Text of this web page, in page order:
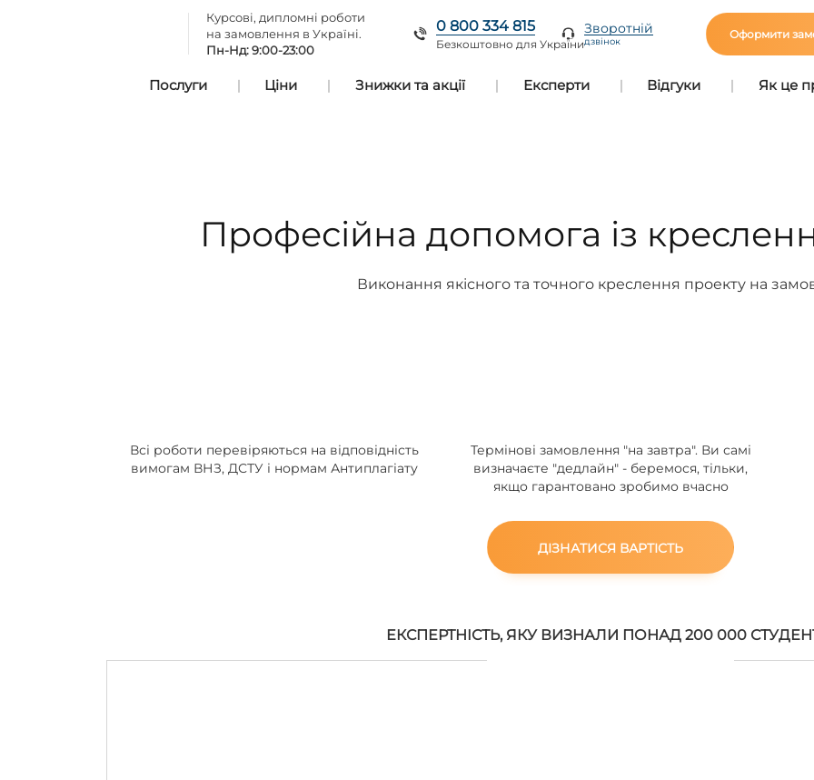
Курсові, дипломні роботи
на замовлення в Україні.
Пн-Нд: 9:00-23:00
0 800 334 815
Безкоштовно для України
Зворотній
дзвінок
Оформити
Послуги Ціни Знижки та акції Експерти Відгуки Як це
Професійна допомога із
Виконання якісного та точного креслення проекту на
Всі роботи перевіряються на відповідність
вимогам ВНЗ, ДСТУ і нормам Антиплагіату
Термінові замовлення "на завтра". Ви самі
визначаєте "дедлайн" - беремося, тільки,
якщо гарантовано зробимо вчасно
ДІЗНАТИСЯ ВАРТІСТЬ
ЕКСПЕРТНІСТЬ, ЯКУ ВИЗНАЛИ ПОНАД 200 000